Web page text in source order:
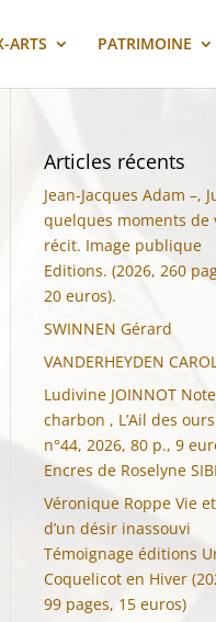
ARTS PATRIMOINE
Articles récents
Jean-Jacques Adam –,
quelques moments de
récit. Image publique
Editions. (2026, 260
20 euros).
SWINNEN Gérard
VANDERHEYDEN
Ludivine JOINNOT
charbon , L’Ail des ours
n°44, 2026, 80 p., 9
Encres de Roselyne
Véronique Roppe Vie
d’un désir inassouvi
Témoignage éditions
Coquelicot en Hiver
99 pages, 15 euros)